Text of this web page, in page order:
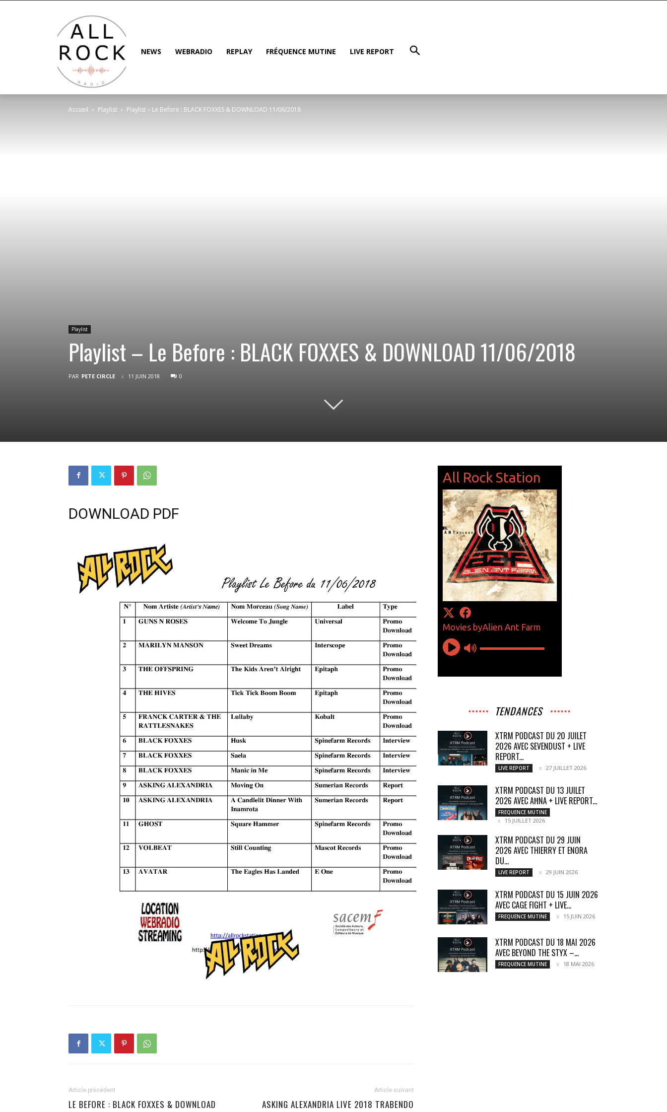
NEWS WEBRADIO REPLAY FRÉQUENCE MUTINE LIVE REPORT
Accueil Playlist Playlist – Le Before : BLACK FOXXES & DOWNLOAD 11/06/2018
Playlist
Playlist – Le Before : BLACK FOXXES & DOWNLOAD 11/06/2018
PAR PETE CIRCLE 11 JUIN 2018 0
DOWNLOAD PDF
Article précédent
LE BEFORE : BLACK FOXXES & DOWNLOAD
Article suivant
ASKING ALEXANDRIA LIVE 2018 TRABENDO
TENDANCES
XTRM PODCAST DU 20 JUILET
2026 AVEC SEVENDUST + LIVE
REPORT...
LIVE REPORT 27 JUILLET 2026
XTRM PODCAST DU 13 JUILET
2026 AVEC AĦNA + LIVE REPORT...
FREQUENCE MUTINE
15 JUILLET 2026
XTRM PODCAST DU 29 JUIN
2026 AVEC THIERRY ET ENORA
DU...
LIVE REPORT 29 JUIN 2026
XTRM PODCAST DU 15 JUIN 2026
AVEC CAGE FIGHT + LIVE...
FREQUENCE MUTINE 15 JUIN 2026
XTRM PODCAST DU 18 MAI 2026
AVEC BEYOND THE STYX –...
FREQUENCE MUTINE 18 MAI 2026